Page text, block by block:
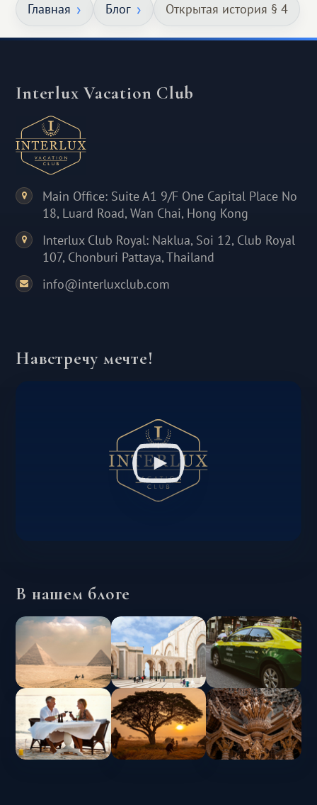
Главная Блог Открытая история § 4
Interlux Vacation Club
Main Office: Suite A1 9/F One Capital Place No
18, Luard Road, Wan Chai, Hong Kong
Interlux Club Royal: Naklua, Soi 12, Club Royal
107, Chonburi Pattaya, Thailand
info@interluxclub.com
Навстречу мечте!
В нашем блоге